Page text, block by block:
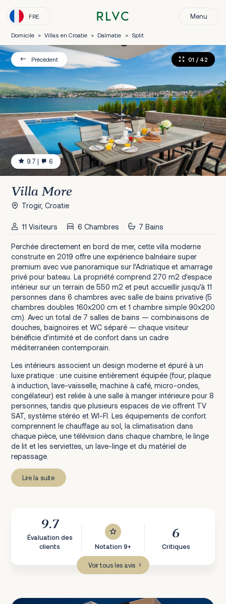
FRE Menu
Domicile > Villas en Croatie > Dalmatie > Split
Précédent
9.7 | 6
01 / 42
Villa More
Trogir, Croatie
11 Visiteurs 6 Chambres 7 Bains
Perchée directement en bord de mer, cette villa moderne
construite en 2019 offre une expérience balnéaire super
premium avec vue panoramique sur l’Adriatique et amarrage
privé pour bateau. La propriété comprend 270 m2 d’espace
intérieur sur un terrain de 550 m2 et peut accueillir jusqu’à 11
personnes dans 6 chambres avec salle de bains privative (5
chambres doubles 160x200 cm et 1 chambre simple 90x200
cm). Avec un total de 7 salles de bains — combinaisons de
douches, baignoires et WC séparé — chaque visiteur
bénéficie d’intimité et de confort dans un cadre
méditerranéen contemporain.
Les intérieurs associent un design moderne et épuré à un
luxe pratique : une cuisine entièrement équipée (four, plaque
à induction, lave-vaisselle, machine à café, micro-ondes,
congélateur) est reliée à une salle à manger intérieure pour 8
personnes, tandis que plusieurs espaces de vie offrent TV
SAT, système stéréo et WI-FI. Les équipements de confort
comprennent le chauffage au sol, la climatisation dans
chaque pièce, une télévision dans chaque chambre, le linge
de lit et les serviettes, un lave-linge et du matériel de
repassage.
Lire la suite
9.7
Évaluation des
clients
Notation 9+
6
Critiques
Voir tous les avis